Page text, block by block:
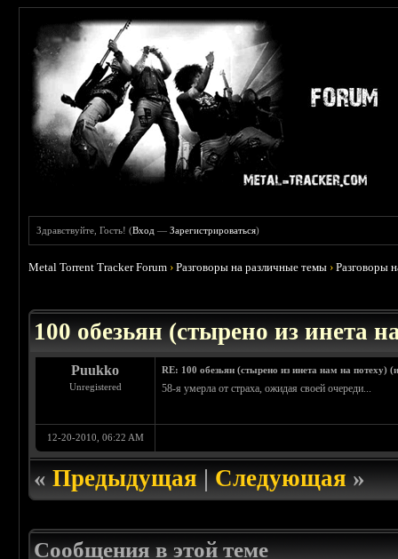
Здравствуйте, Гость! (Вход —Зарегистрироваться)
Metal Torrent Tracker Forum ›Разговоры на различные темы ›Разговоры
100 обезьян (стырено из инета
Puukko
Unregistered
RE: 100 обезьян (стырено из инета нам на потеху)
58-я умерла от страха, ожидая своей очереди...
12-20-2010, 06:22 AM
«Предыдущая|Следующая»
Сообщения в этой теме